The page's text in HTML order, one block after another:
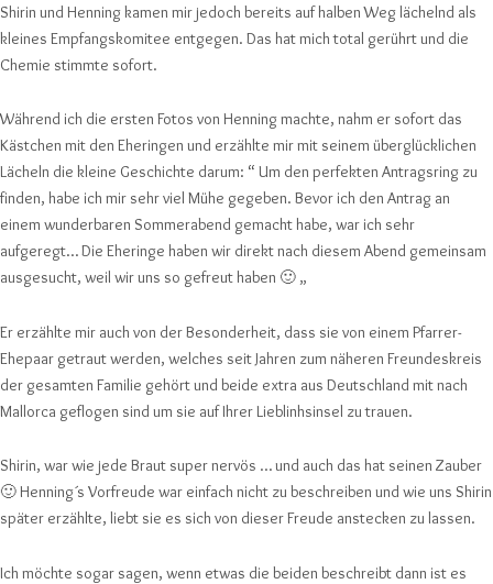
Shirin und Henning kamen mir jedoch bereits auf halben Weg lächelnd als
kleines Empfangskomitee entgegen. Das hat mich total gerührt und die
Chemie stimmte sofort.
Während ich die ersten Fotos von Henning machte, nahm er sofort das
Kästchen mit den Eheringen und erzählte mir mit seinem überglücklichen
Lächeln die kleine Geschichte darum: “ Um den perfekten Antragsring zu
finden, habe ich mir sehr viel Mühe gegeben. Bevor ich den Antrag an
einem wunderbaren Sommerabend gemacht habe, war ich sehr
aufgeregt… Die Eheringe haben wir direkt nach diesem Abend gemeinsam
ausgesucht, weil wir uns so gefreut haben 🙂 „
Er erzählte mir auch von der Besonderheit, dass sie von einem Pfarrer-
Ehepaar getraut werden, welches seit Jahren zum näheren Freundeskreis
der gesamten Familie gehört und beide extra aus Deutschland mit nach
Mallorca geflogen sind um sie auf Ihrer Lieblinhsinsel zu trauen.
Shirin, war wie jede Braut super nervös … und auch das hat seinen Zauber
🙂 Henning´s Vorfreude war einfach nicht zu beschreiben und wie uns Shirin
später erzählte, liebt sie es sich von dieser Freude anstecken zu lassen.
Ich möchte sogar sagen, wenn etwas die beiden beschreibt dann ist es